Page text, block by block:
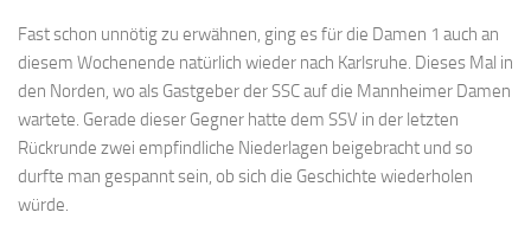
Fast schon unnötig zu erwähnen, ging es für die Damen 1 auch an
diesem Wochenende natürlich wieder nach Karlsruhe. Dieses Mal in
den Norden, wo als Gastgeber der SSC auf die Mannheimer Damen
wartete. Gerade dieser Gegner hatte dem SSV in der letzten
Rückrunde zwei empfindliche Niederlagen beigebracht und so
durfte man gespannt sein, ob sich die Geschichte wiederholen
würde.